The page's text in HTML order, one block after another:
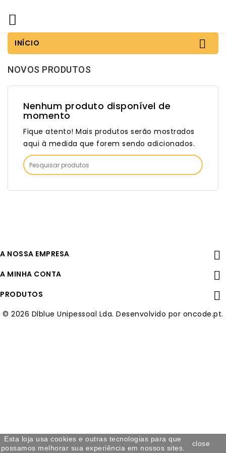

INÍCIO 
NOVOS PRODUTOS
Nenhum produto disponível de
momento
Fique atento! Mais produtos serão mostrados
aqui à medida que forem sendo adicionados.
A NOSSA EMPRESA 
A MINHA CONTA 
PRODUTOS 
Esta loja usa cookies e outras tecnologias para que
possamos melhorar sua experiência em nossos sites.
close
© 2026 Dlblue Unipessoal Lda. Desenvolvido por oncode.pt.